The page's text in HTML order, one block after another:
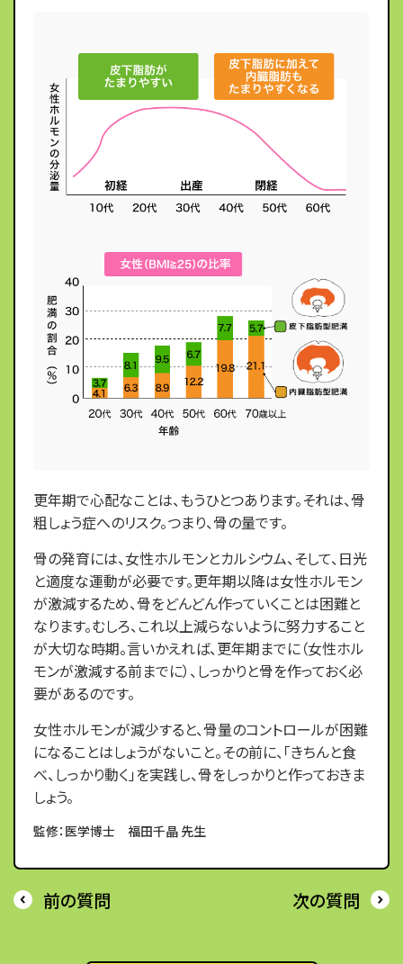
更年期で心配なことは、もうひとつあります。それは、骨
粗しょう症へのリスク。つまり、骨の量です。
骨の発育には、女性ホルモンとカルシウム、そして、日光
と適度な運動が必要です。更年期以降は女性ホルモン
が激減するため、骨をどんどん作っていくことは困難と
なります。むしろ、これ以上減らないように努力すること
が大切な時期。言いかえれば、更年期までに（女性ホル
モンが激減する前までに）、しっかりと骨を作っておく必
要があるのです。
女性ホルモンが減少すると、骨量のコントロールが困難
になることはしょうがないこと。その前に、「きちんと食
べ、しっかり動く」を実践し、骨をしっかりと作っておきま
しょう。
監修：医学博士 福田千晶 先生
前の質問 次の質問